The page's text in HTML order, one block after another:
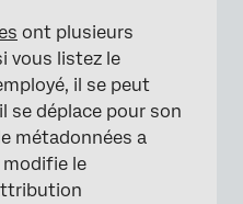
ont plusieurs
vous listez le
il se peut
se déplace pour son
métadonnées a
modifie le